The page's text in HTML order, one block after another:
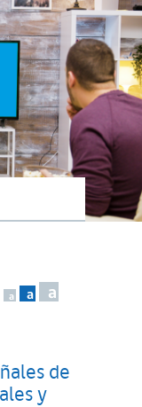
a a a
de
y